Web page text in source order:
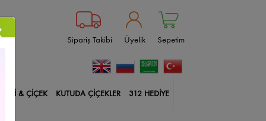
Sipariş Takibi Üyelik Sepetim
BİTKİ & ÇİÇEK KUTUDA ÇİÇEKLER 312 HEDİYE